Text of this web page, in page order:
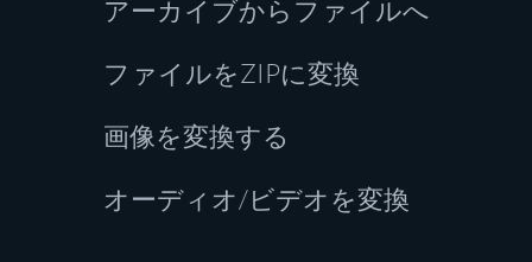
アーカイブからファイルへ
ファイルをZIPに変換
画像を変換する
オーディオ/ビデオを変換